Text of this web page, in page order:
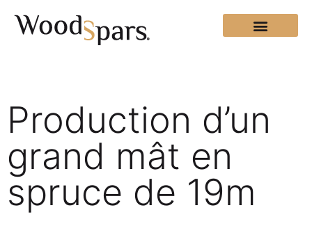
Production d’un
grand mât en
spruce de 19m